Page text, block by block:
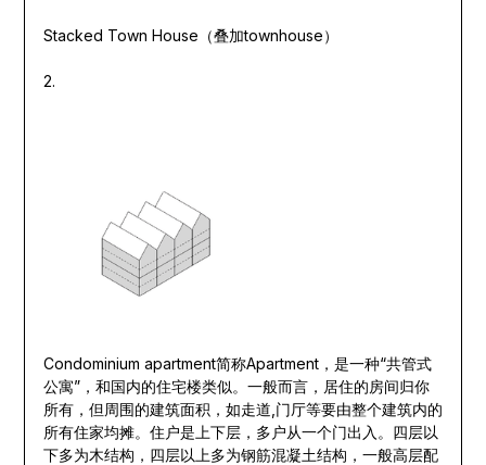
Stacked Town House（叠加townhouse）
2.
Condominium apartment简称Apartment，是一种“共管式
公寓”，和国内的住宅楼类似。一般而言，居住的房间归你
所有，但周围的建筑面积，如走道,门厅等要由整个建筑内的
所有住家均摊。住户是上下层，多户从一个门出入。四层以
下多为木结构，四层以上多为钢筋混凝土结构，一般高层配